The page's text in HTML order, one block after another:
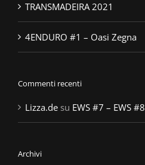
TRANSMADEIRA 2021
4ENDURO #1 – Oasi Zegna
Commenti recenti
Lizza.de su EWS #7 – EWS #8
Archivi